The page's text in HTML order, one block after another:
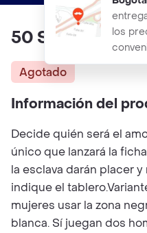
los
50 Sombras
Agotado
Información del
Decide quién será el
único que lanzará la
la esclava darán placer
indique el
mujeres usar la zona
blanca. Sí juegan dos